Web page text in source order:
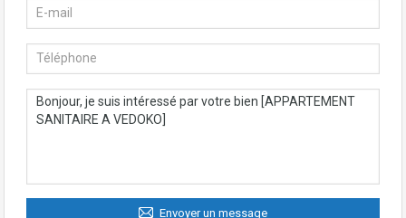
Envoyer un message